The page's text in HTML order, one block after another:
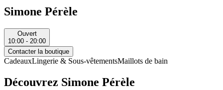
Simone Pérèle
Ouvert
10:00 - 20:00
Contacter la boutique
CadeauxLingerie & Sous-vêtementsMaillots de bain
Découvrez Simone Pérèle